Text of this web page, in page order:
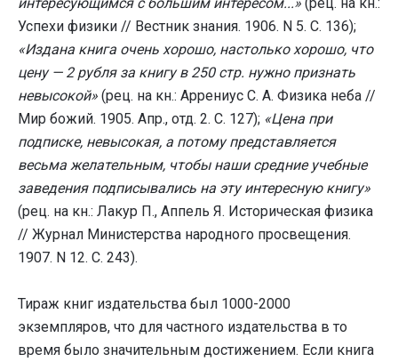
интересующимся с большим интересом...» (рец. на кн.:
Успехи физики // Вестник знания. 1906. N 5. C. 136);
«Издана книга очень хорошо, настолько хорошо, что
цену — 2 рубля за книгу в 250 стр. нужно признать
невысокой» (рец. на кн.: Аррениус С. А. Физика неба //
Мир божий. 1905. Апр., отд. 2. С. 127); «Цена при
подписке, невысокая, а потому представляется
весьма желательным, чтобы наши средние учебные
заведения подписывались на эту интересную книгу»
(рец. на кн.: Лакур П., Аппель Я. Историческая физика
// Журнал Министерства народного просвещения.
1907. N 12. С. 243).
Тираж книг издательства был 1000-2000
экземпляров, что для частного издательства в то
время было значительным достижением. Если книга